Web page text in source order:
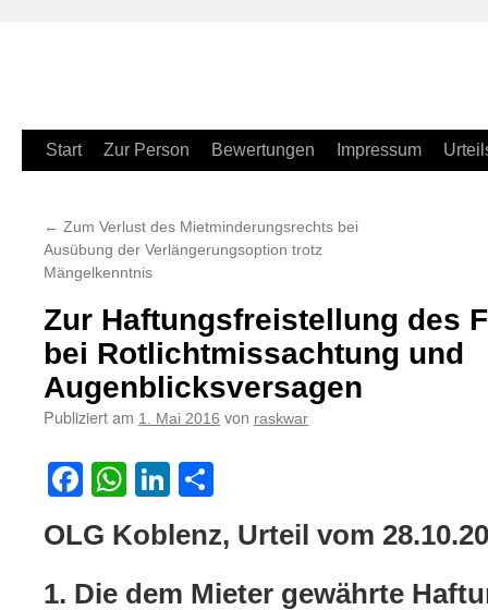
Zum
springen
Start Zur Person Bewertungen Impressum
← Zum Verlust des Mietminderungsrechts bei
Ausübung der Verlängerungsoption trotz
Mängelkenntnis
Zur Haftungsfreistellung des
bei Rotlichtmissachtung und
Augenblicksversagen
Publiziert am 1. Mai 2016 von raskwar
Facebook
WhatsApp
LinkedIn
OLG Koblenz, Urteil vom
1. Die dem Mieter gewährte